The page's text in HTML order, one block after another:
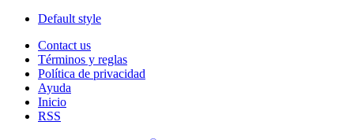
Default style
Contact us
Términos y reglas
Política de privacidad
Ayuda
Inicio
RSS